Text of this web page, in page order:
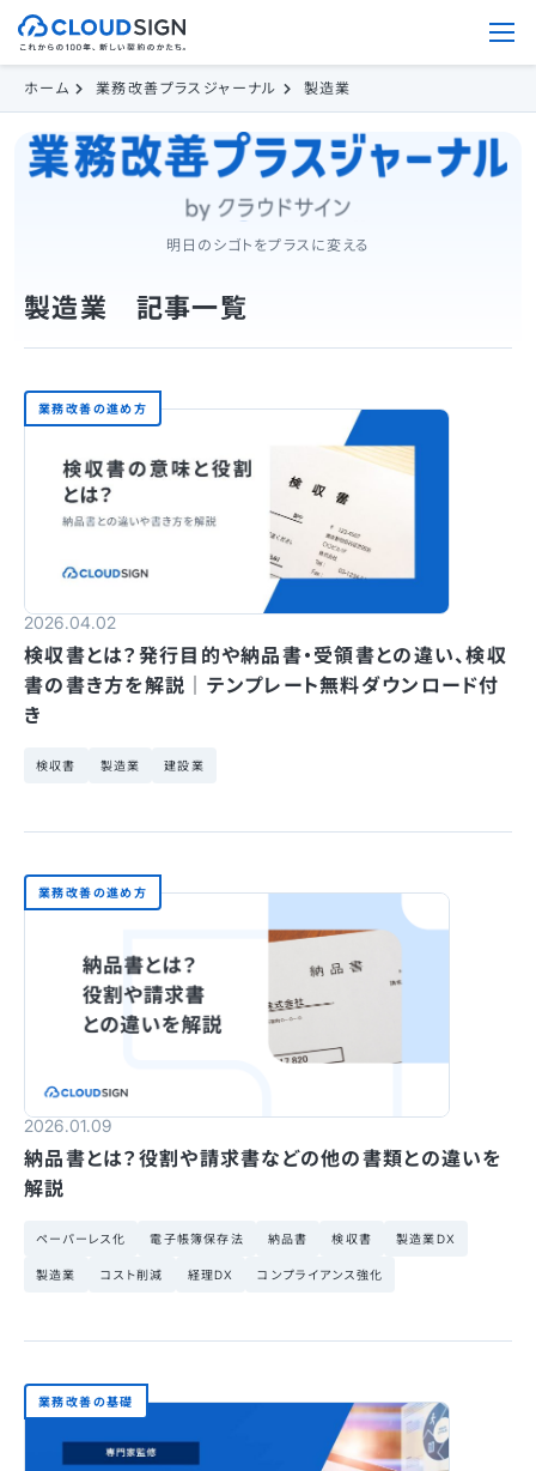
ホーム 業務改善プラスジャーナル 製造業
明日のシゴトをプラスに変える
製造業 記事一覧
業務改善の進め方
2026.04.02
検収書とは？発行目的や納品書・受領書との違い、検収
書の書き方を解説｜テンプレート無料ダウンロード付
き
検収書 製造業 建設業
業務改善の進め方
2026.01.09
納品書とは？役割や請求書などの他の書類との違いを
解説
ペーパーレス化 電子帳簿保存法 納品書 検収書 製造業DX
製造業 コスト削減 経理DX コンプライアンス強化
業務改善の基礎